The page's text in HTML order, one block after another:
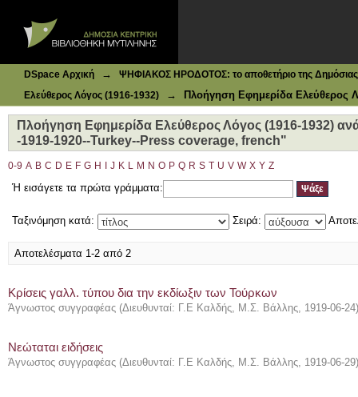
french"
DSpace Αρχική →
ΨΗΦΙΑΚΟΣ ΗΡΟΔΟΤΟΣ: το αποθετήριο της Δημόσιας
Ελεύθερος Λόγος (1916-1932)
→ Πλοήγηση Εφημερίδα Ελεύθερος
Πλοήγηση Εφημερίδα Ελεύθερος Λόγος (1916-1932)
-1919-1920--Turkey--Press coverage, french"
0-9 A B C D E F G H J K L M N O P Q R S T U V W X Y Z
Ή εισάγετε τα πρώτα γράμματα:
Ταξινόμηση κατά: Σειρά:
Αποτελέσματα 1-2 από 2
Κρίσεις γαλλ. τύπου δια την εκδίωξιν των Τούρκων
Άγνωστος συγγραφέας (Διευθυνταί: Γ.Ε Καλδής, Μ.Σ. Βάλλης, 1919-06-24)
Νεώταται ειδήσεις
Άγνωστος συγγραφέας (Διευθυνταί: Γ.Ε Καλδής, Μ.Σ. Βάλλης, 1919-06-29)